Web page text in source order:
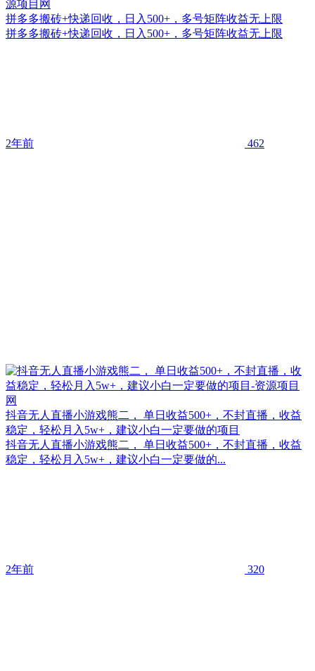
拼多多搬砖+快递回收，日入500+，多号矩阵收益无上限
拼多多搬砖+快递回收，日入500+，多号矩阵收益无上限
2年前 462
抖音无人直播小游戏熊二， 单日收益500+，不封直播，收益
稳定，轻松月入5w+，建议小白一定要做的项目
抖音无人直播小游戏熊二， 单日收益500+，不封直播，收益
稳定，轻松月入5w+，建议小白一定要做的...
2年前 320